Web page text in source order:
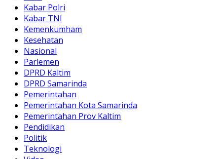
Kabar Polri
Kabar TNI
Kemenkumham
Kesehatan
Nasional
Parlemen
DPRD Kaltim
DPRD Samarinda
Pemerintahan
Pemerintahan Kota Samarinda
Pemerintahan Prov Kaltim
Pendidikan
Politik
Teknologi